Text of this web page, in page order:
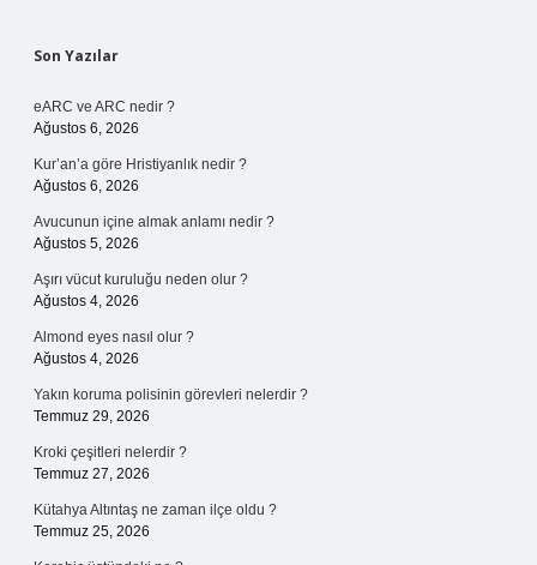
Sidebar
Son Yazılar
eARC ve ARC nedir ?
Ağustos 6, 2026
Kur’an’a göre Hristiyanlık nedir ?
Ağustos 6, 2026
Avucunun içine almak anlamı nedir ?
Ağustos 5, 2026
Aşırı vücut kuruluğu neden olur ?
Ağustos 4, 2026
Almond eyes nasıl olur ?
Ağustos 4, 2026
Yakın koruma polisinin görevleri nelerdir ?
Temmuz 29, 2026
Kroki çeşitleri nelerdir ?
Temmuz 27, 2026
Kütahya Altıntaş ne zaman ilçe oldu ?
Temmuz 25, 2026